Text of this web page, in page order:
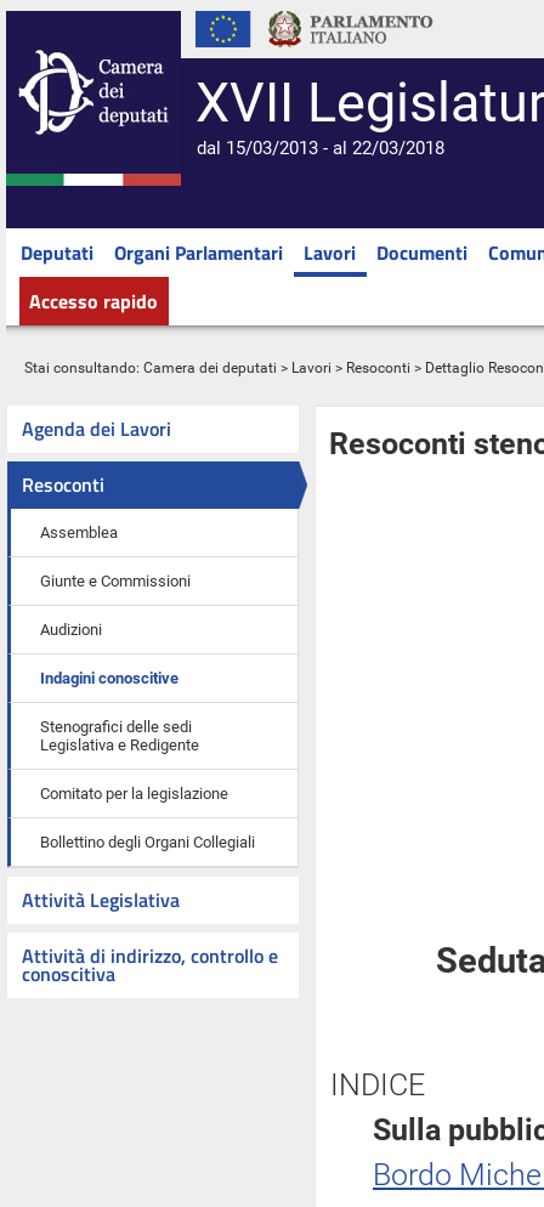
XVII
dal 15/03/2013 - al 22/03/2018
Deputati Organi Parlamentari Lavori Documenti
Accesso rapido
Stai consultando: Camera dei deputati > Lavori > Resoconti > Dettaglio
Agenda dei Lavori
Resoconti
Assemblea
Giunte e Commissioni
Audizioni
Indagini conoscitive
Stenografici delle sedi
Legislativa e Redigente
Comitato per la legislazione
Bollettino degli Organi Collegiali
Attività Legislativa
Attività di indirizzo, controllo e
conoscitiva
Resoconti
INDICE
Sulla
Bordo